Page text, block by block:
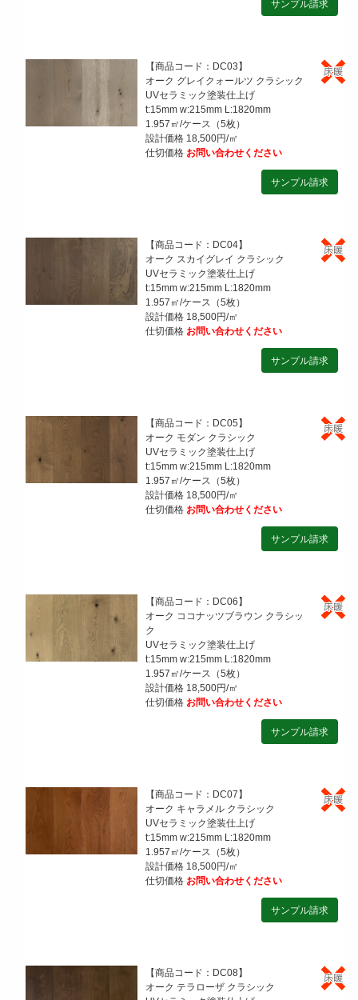
【商品コード：DC03】
オーク グレイクォールツ クラシック
UVセラミック塗装仕上げ
t:15mm w:215mm L:1820mm
1.957㎡/ケース（5枚）
設計価格 18,500円/㎡
仕切価格 お問い合わせください
【商品コード：DC04】
オーク スカイグレイ クラシック
UVセラミック塗装仕上げ
t:15mm w:215mm L:1820mm
1.957㎡/ケース（5枚）
設計価格 18,500円/㎡
仕切価格 お問い合わせください
【商品コード：DC05】
オーク モダン クラシック
UVセラミック塗装仕上げ
t:15mm w:215mm L:1820mm
1.957㎡/ケース（5枚）
設計価格 18,500円/㎡
仕切価格 お問い合わせください
【商品コード：DC06】
オーク ココナッツブラウン クラシッ
ク
UVセラミック塗装仕上げ
t:15mm w:215mm L:1820mm
1.957㎡/ケース（5枚）
設計価格 18,500円/㎡
仕切価格 お問い合わせください
【商品コード：DC07】
オーク キャラメル クラシック
UVセラミック塗装仕上げ
t:15mm w:215mm L:1820mm
1.957㎡/ケース（5枚）
設計価格 18,500円/㎡
仕切価格 お問い合わせください
【商品コード：DC08】
オーク テラローザ クラシック